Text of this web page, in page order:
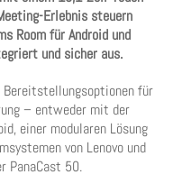
Erlebnis steuern
Room für Android und
und sicher aus.
für
– entweder mit der
einer modularen Lösung
von Lenovo und
PanaCast 50.